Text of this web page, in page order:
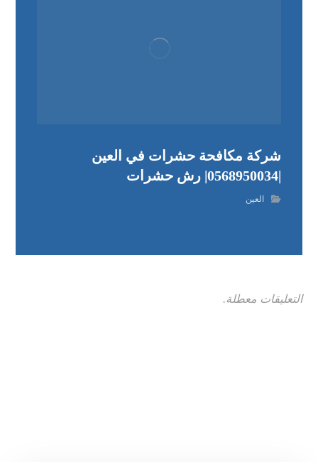
شركة مكافحة حشرات في العين
|0568950034| رش حشرات
العين
التعليقات معطلة.